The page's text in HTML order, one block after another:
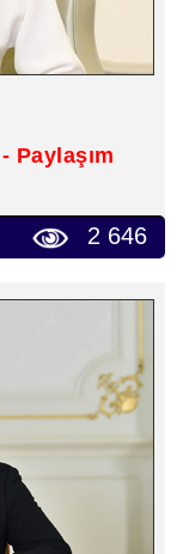
- Paylaşım
2 646